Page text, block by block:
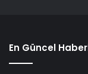
En Güncel